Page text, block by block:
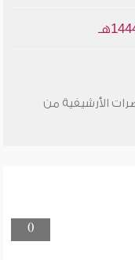
الأرشيفية من
0